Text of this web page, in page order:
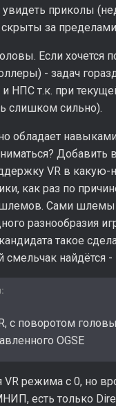
приколы
за пределами
Если хочется
- задач
НПС т.к. при
слишком сильно).
обладает
VR в какую-
как раз по
Сами шлемы
разнообразия
такое
смельчак
с поворотом
OGSE
режима с 0, но
есть только